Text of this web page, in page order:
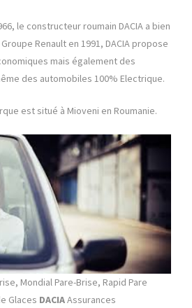
le constructeur roumain DACIA a bien
Renault en 1991, DACIA propose
mais également des
des automobiles 100% Electrique.
est situé à Mioveni en Roumanie.
Mondial Pare-Brise, Rapid Pare
Glaces DACIAAssurances